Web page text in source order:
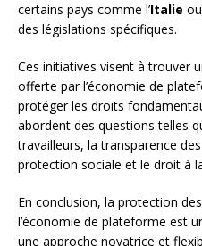
certains pays comme l’Italie
des législations spécifiques.
Ces initiatives visent à trouver
offerte par l’économie de
protéger les droits
abordent des questions telles
travailleurs, la transparence
protection sociale et le droit à
En conclusion, la protection
l’économie de plateforme est
une approche novatrice et